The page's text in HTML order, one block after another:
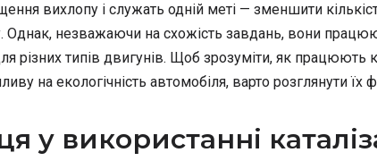
вихлопу і служать одній меті — зменшити
Однак, незважаючи на схожість завдань, вони
різних типів двигунів. Щоб зрозуміти, як працюють
на екологічність автомобіля, варто розглянути їх
у використанні